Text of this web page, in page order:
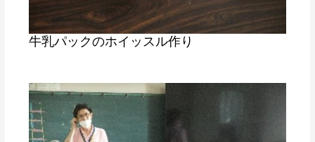
牛乳パックのホイッスル作り